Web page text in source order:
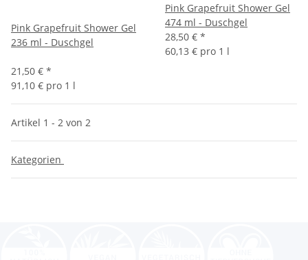
Pink Grapefruit Shower Gel
236 ml - Duschgel
21,50 € *
91,10 € pro 1 l
Pink Grapefruit Shower Gel
474 ml - Duschgel
28,50 € *
60,13 € pro 1 l
Artikel 1 - 2 von 2
Kategorien